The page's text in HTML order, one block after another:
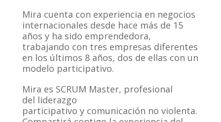
Mira cuenta con experiencia en negocios
internacionales desde hace más de 15
años y ha sido emprendedora,
trabajando con tres empresas diferentes
en los últimos 8 años, dos de ellas con un
modelo participativo.
Mira es SCRUM Master, profesional
del liderazgo
participativo y comunicación no violenta.